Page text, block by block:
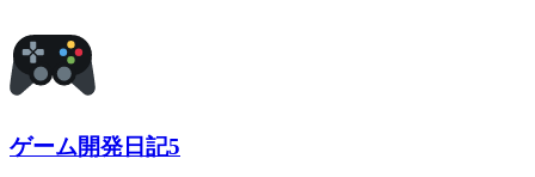
ゲーム開発日記5